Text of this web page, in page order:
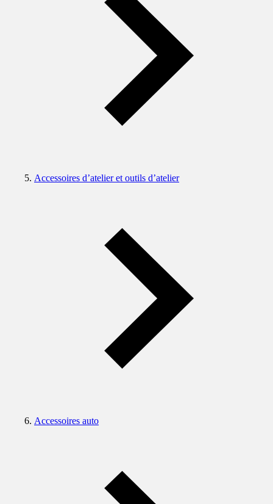
Accessoires d’atelier et outils d’atelier
Accessoires auto